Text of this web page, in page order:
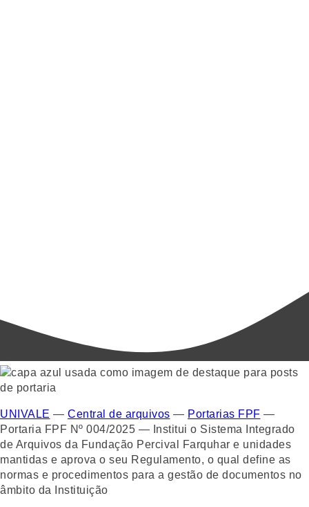
UNIVALE — Central de arquivos — Portarias FPF —
Portaria FPF Nº 004/2025 — Institui o Sistema Integrado
de Arquivos da Fundação Percival Farquhar e unidades
mantidas e aprova o seu Regulamento, o qual define as
normas e procedimentos para a gestão de documentos no
âmbito da Instituição